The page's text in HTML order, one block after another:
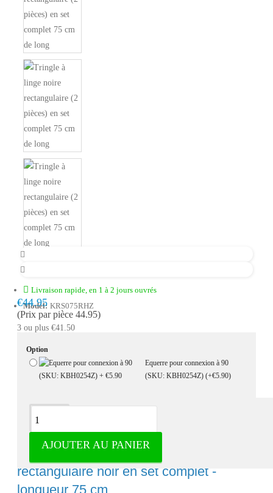
Livraison rapide, en 1 à 2 jours ouvrés
Model: KRS075RHZ
€44.95
(Prix par pièce 44.95)
3 ou plus €41.50
Option
Equerre pour connexion à 90
(SKU: KBH0254Z) (+€5.90)
AJOUTER AU PANIER
Description
Tringle à vêtements / tube de penderie
rectangulaire noir en set complet -
longueur 75 cm